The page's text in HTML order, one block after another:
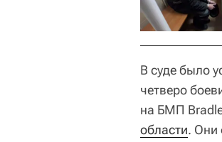
В суде было
четверо
на БМП
области. Они